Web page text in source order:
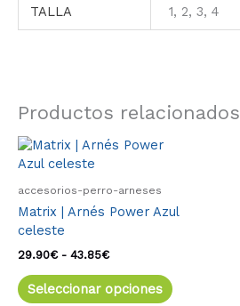
TALLA 1, 2, 3, 4
Productos relacionados
accesorios-perro-arneses
Matrix | Arnés Power Azul
celeste
29.90€ - 43.85€
Rango
desde
hasta
Seleccionar opciones
variantes.
pueden